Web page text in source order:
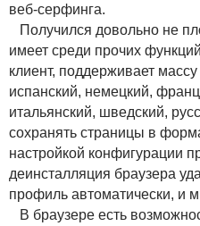
веб-серфинга.
Получился довольно не
имеет среди прочих
клиент, поддерживает массу
испанский, немецкий,
итальянский, шведский,
сохранять страницы в
настройкой конфигурации
деинсталляция браузера
профиль автоматически, и
В браузере есть